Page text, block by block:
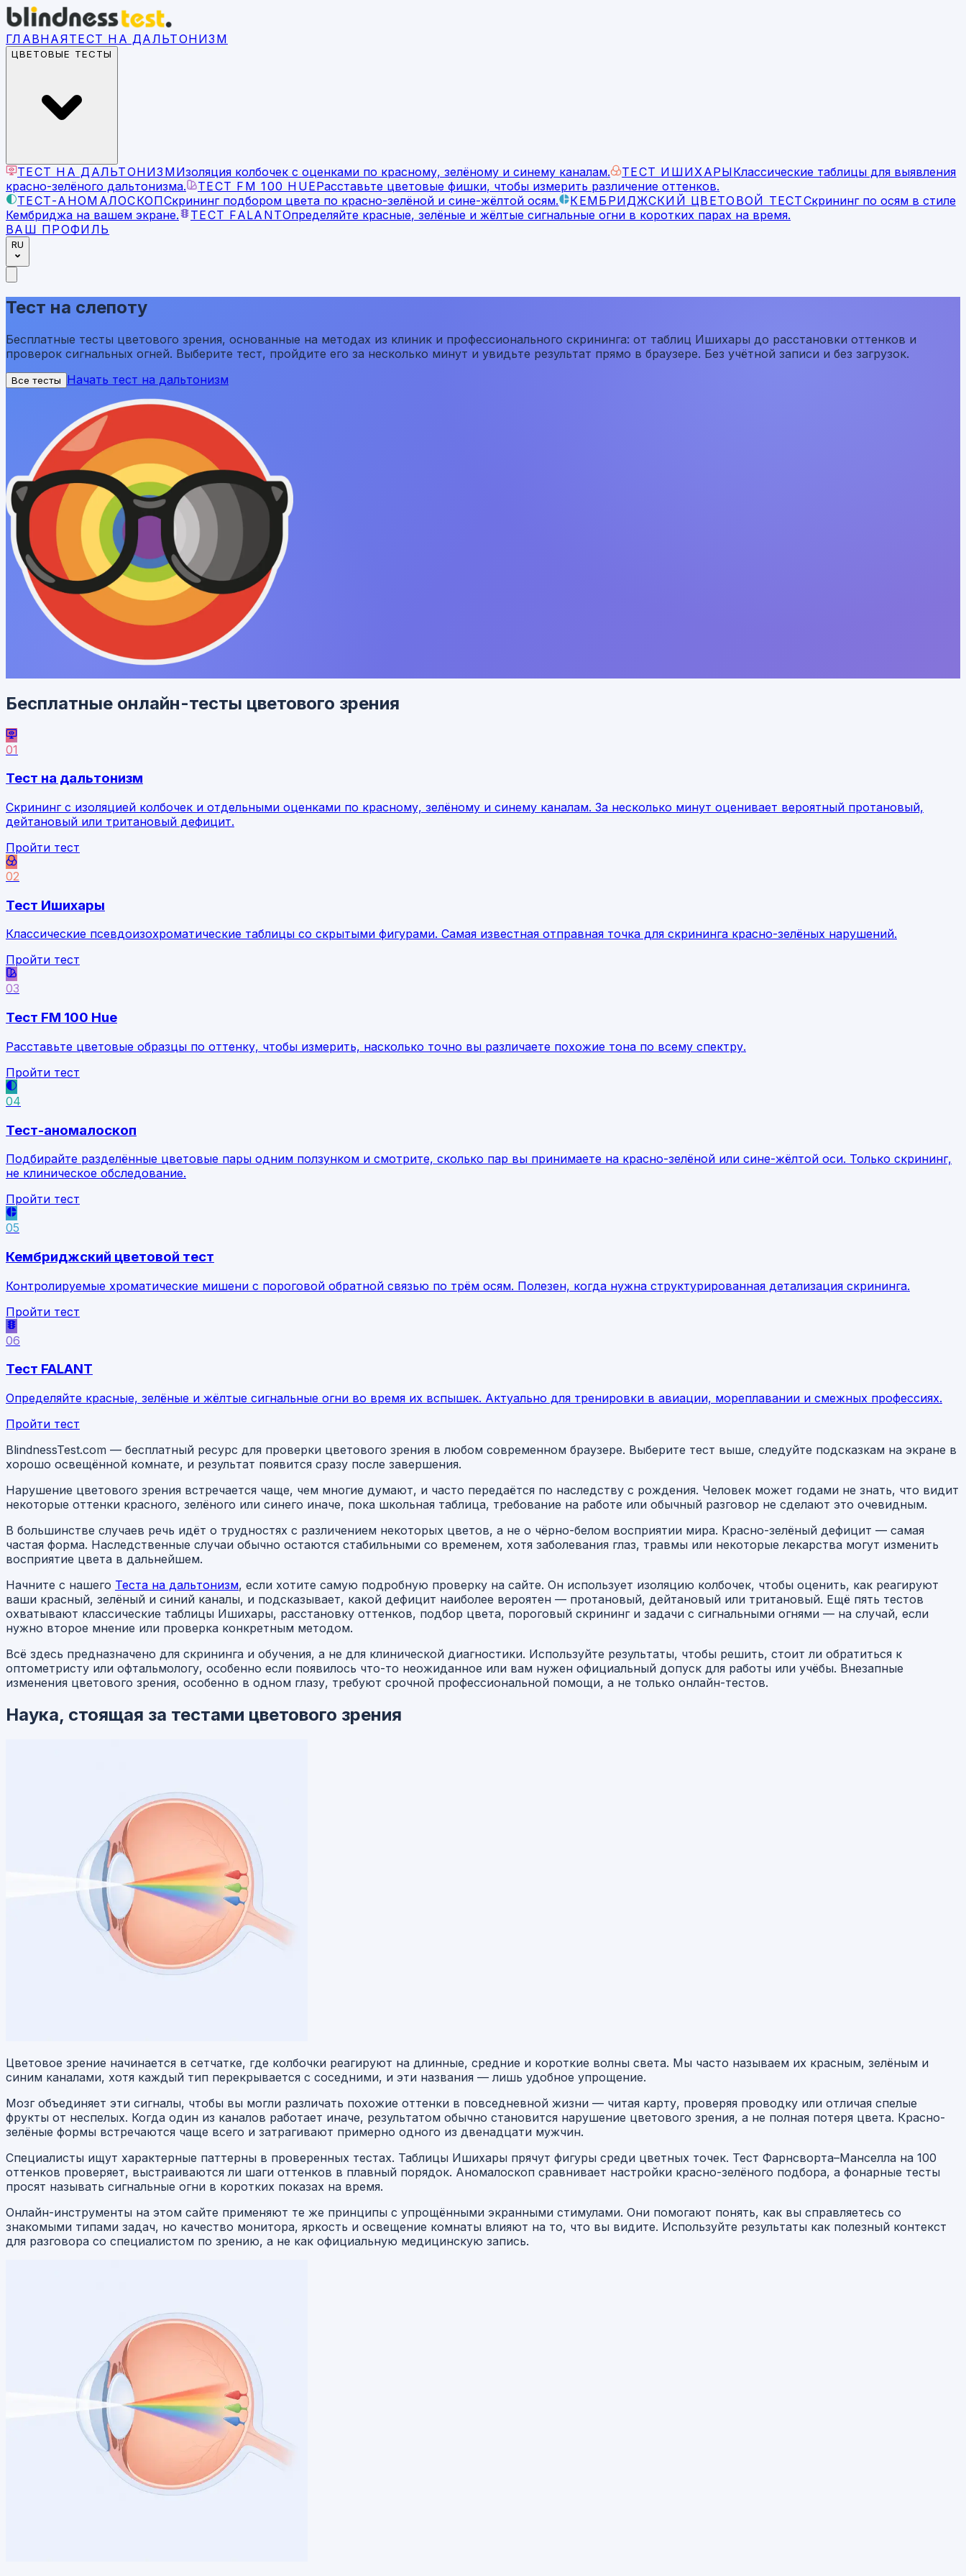
ГЛАВНАЯТЕСТ НА ДАЛЬТОНИЗМ
ЦВЕТОВЫЕ ТЕСТЫ
ТЕСТ НА ДАЛЬТОНИЗМИзоляция колбочек с оценками по красному, зелёному и синему каналам. ТЕСТ ИШИХАРЫКлассические таблицы для выявления
красно-зелёного дальтонизма.
ТЕСТ FM 100 HUEРасставьте цветовые фишки, чтобы измерить различение оттенков.
ТЕСТ-АНОМАЛОСКОПСкрининг подбором цвета по красно-зелёной и сине-жёлтой осям. КЕМБРИДЖСКИЙ ЦВЕТОВОЙ ТЕСТСкрининг по осям в стиле
Кембриджа на вашем экране.
ТЕСТ FALANTОпределяйте красные, зелёные и жёлтые сигнальные огни в коротких парах на время.
ВАШ ПРОФИЛЬ
RU
Тест на слепоту
Бесплатные тесты цветового зрения, основанные на методах из клиник и профессионального скрининга: от таблиц Ишихары до расстановки оттенков и
проверок сигнальных огней. Выберите тест, пройдите его за несколько минут и увидьте результат прямо в браузере. Без учётной записи и без загрузок.
Все тесты Начать тест на дальтонизм
Бесплатные онлайн-тесты цветового зрения
01
Тест на дальтонизм
Скрининг с изоляцией колбочек и отдельными оценками по красному, зелёному и синему каналам. За несколько минут оценивает вероятный протановый,
дейтановый или тритановый дефицит.
Пройти тест
02
Тест Ишихары
Классические псевдоизохроматические таблицы со скрытыми фигурами. Самая известная отправная точка для скрининга красно-зелёных нарушений.
Пройти тест
03
Тест FM 100 Hue
Расставьте цветовые образцы по оттенку, чтобы измерить, насколько точно вы различаете похожие тона по всему спектру.
Пройти тест
04
Тест-аномалоскоп
Подбирайте разделённые цветовые пары одним ползунком и смотрите, сколько пар вы принимаете на красно-зелёной или сине-жёлтой оси. Только скрининг,
не клиническое обследование.
Пройти тест
05
Кембриджский цветовой тест
Контролируемые хроматические мишени с пороговой обратной связью по трём осям. Полезен, когда нужна структурированная детализация скрининга.
Пройти тест
06
Тест FALANT
Определяйте красные, зелёные и жёлтые сигнальные огни во время их вспышек. Актуально для тренировки в авиации, мореплавании и смежных профессиях.
Пройти тест
BlindnessTest.com — бесплатный ресурс для проверки цветового зрения в любом современном браузере. Выберите тест выше, следуйте подсказкам на экране в
хорошо освещённой комнате, и результат появится сразу после завершения.
Нарушение цветового зрения встречается чаще, чем многие думают, и часто передаётся по наследству с рождения. Человек может годами не знать, что видит
некоторые оттенки красного, зелёного или синего иначе, пока школьная таблица, требование на работе или обычный разговор не сделают это очевидным.
В большинстве случаев речь идёт о трудностях с различением некоторых цветов, а не о чёрно-белом восприятии мира. Красно-зелёный дефицит — самая
частая форма. Наследственные случаи обычно остаются стабильными со временем, хотя заболевания глаз, травмы или некоторые лекарства могут изменить
восприятие цвета в дальнейшем.
Начните с нашего Теста на дальтонизм, если хотите самую подробную проверку на сайте. Он использует изоляцию колбочек, чтобы оценить, как реагируют
ваши красный, зелёный и синий каналы, и подсказывает, какой дефицит наиболее вероятен — протановый, дейтановый или тритановый. Ещё пять тестов
охватывают классические таблицы Ишихары, расстановку оттенков, подбор цвета, пороговый скрининг и задачи с сигнальными огнями — на случай, если
нужно второе мнение или проверка конкретным методом.
Всё здесь предназначено для скрининга и обучения, а не для клинической диагностики. Используйте результаты, чтобы решить, стоит ли обратиться к
оптометристу или офтальмологу, особенно если появилось что-то неожиданное или вам нужен официальный допуск для работы или учёбы. Внезапные
изменения цветового зрения, особенно в одном глазу, требуют срочной профессиональной помощи, а не только онлайн-тестов.
Наука, стоящая за тестами цветового зрения
Цветовое зрение начинается в сетчатке, где колбочки реагируют на длинные, средние и короткие волны света. Мы часто называем их красным, зелёным и
синим каналами, хотя каждый тип перекрывается с соседними, и эти названия — лишь удобное упрощение.
Мозг объединяет эти сигналы, чтобы вы могли различать похожие оттенки в повседневной жизни — читая карту, проверяя проводку или отличая спелые
фрукты от неспелых. Когда один из каналов работает иначе, результатом обычно становится нарушение цветового зрения, а не полная потеря цвета. Красно-
зелёные формы встречаются чаще всего и затрагивают примерно одного из двенадцати мужчин.
Специалисты ищут характерные паттерны в проверенных тестах. Таблицы Ишихары прячут фигуры среди цветных точек. Тест Фарнсворта–Манселла на 100
оттенков проверяет, выстраиваются ли шаги оттенков в плавный порядок. Аномалоскоп сравнивает настройки красно-зелёного подбора, а фонарные тесты
просят называть сигнальные огни в коротких показах на время.
Онлайн-инструменты на этом сайте применяют те же принципы с упрощёнными экранными стимулами. Они помогают понять, как вы справляетесь со
знакомыми типами задач, но качество монитора, яркость и освещение комнаты влияют на то, что вы видите. Используйте результаты как полезный контекст
для разговора со специалистом по зрению, а не как официальную медицинскую запись.